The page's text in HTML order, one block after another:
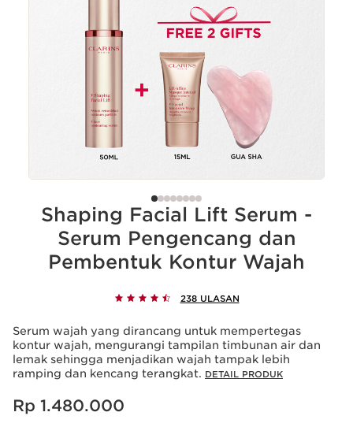
Shaping Facial Lift Serum -
Serum Pengencang dan
Pembentuk Kontur Wajah
238 ULASAN
Serum wajah yang dirancang untuk mempertegas
kontur wajah, mengurangi tampilan timbunan air dan
lemak sehingga menjadikan wajah tampak lebih
ramping dan kencang terangkat. DETAIL PRODUK
Harga sekarang Rp 1.480.000
Rp 1.480.000